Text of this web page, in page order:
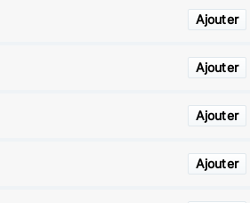
Ajouter
Ajouter
Ajouter
Ajouter